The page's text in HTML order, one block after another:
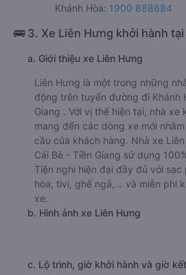
trung bình là 4.2/5 dựa trên 539
đã trải nghiệm dịch vụ của nhà xe
h. Thông tin liên hệ, đặt mua vé
Giang đi Khánh Hòa Bốn Luyện
Văn phòng xe Bốn Luyện
Xem địa chỉ văn phòng nhà
https://vexere.com/vi-VN/
Khánh Hòa:1900 888684
a. Giới thiệu xe Liên Hưng